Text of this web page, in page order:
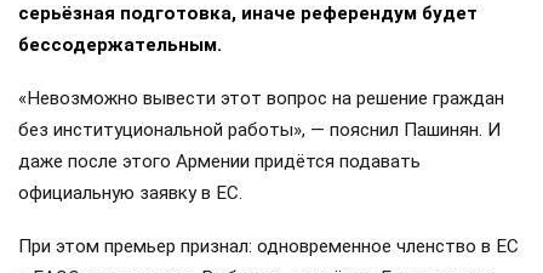
серьёзная подготовка, иначе референдум будет
бессодержательным.
«Невозможно вывести этот вопрос на решение граждан
без институциональной работы», — пояснил Пашинян. И
даже после этого Армении придётся подавать
официальную заявку в ЕС.
При этом премьер признал: одновременное членство в ЕС